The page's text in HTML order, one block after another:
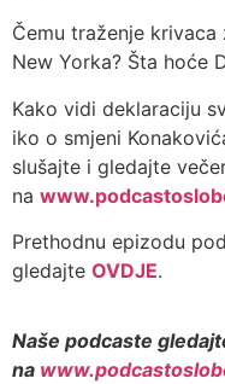
Čemu traženje krivaca
New Yorka? Šta hoće
Kako vidi deklaraciju
iko o smjeni
slušajte i gledajte
na
Prethodnu epizodu
gledajte OVDJE.
Naše podcaste
na